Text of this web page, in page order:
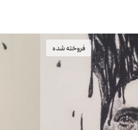
فروخته شده